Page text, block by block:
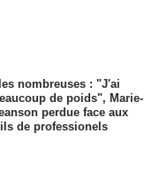
nombreuses : "J'ai
de poids", Marie-
perdue face aux
de professionels